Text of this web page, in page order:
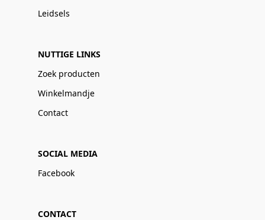
Leidsels
NUTTIGE LINKS
Zoek producten
Winkelmandje
Contact
SOCIAL MEDIA
Facebook
CONTACT